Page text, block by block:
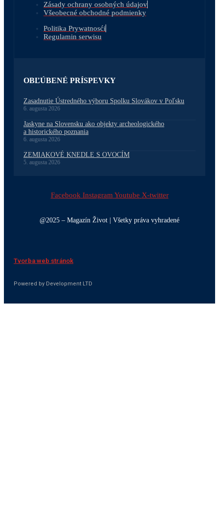
Zásady ochrany osobných údajov
Všeobecné obchodné podmienky
Politika Prywatnosći
Regulamin serwisu
OBĽÚBENÉ PRÍSPEVKY
Zasadnutie Ústredného výboru Spolku Slovákov v Poľsku
6. augusta 2026
Jaskyne na Slovensku ako objekty archeologického
a historického poznania
6. augusta 2026
ZEMIAKOVÉ KNEDLE S OVOCÍM
5. augusta 2026
Facebook Instagram Youtube X-twitter
@2025 – Magazín Život | Všetky práva vyhradené
Tvorba web stránok
Powered by Development LTD